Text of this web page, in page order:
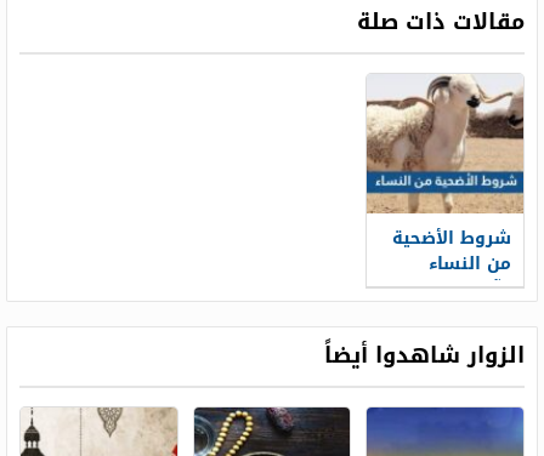
مقالات ذات صلة
شروط الأضحية
من النساء
وآداب ذبحها
الزوار شاهدوا أيضاً